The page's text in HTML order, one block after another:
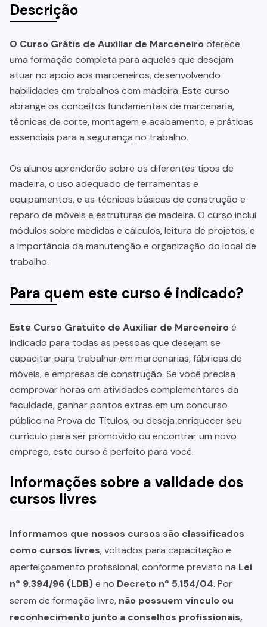
Descrição
O Curso Grátis de Auxiliar de Marceneirooferece
uma formação completa para aqueles que desejam
atuar no apoio aos marceneiros, desenvolvendo
habilidades em trabalhos com madeira. Este curso
abrange os conceitos fundamentais de marcenaria,
técnicas de corte, montagem e acabamento, e práticas
essenciais para a segurança no trabalho.
Os alunos aprenderão sobre os diferentes tipos de
madeira, o uso adequado de ferramentas e
equipamentos, e as técnicas básicas de construção e
reparo de móveis e estruturas de madeira. O curso inclui
módulos sobre medidas e cálculos, leitura de projetos, e
a importância da manutenção e organização do local de
trabalho.
Para quem este curso é indicado?
Este Curso Gratuito de Auxiliar de Marceneiroé
indicado para todas as pessoas que desejam se
capacitar para trabalhar em marcenarias, fábricas de
móveis, e empresas de construção. Se você precisa
comprovar horas em atividades complementares da
faculdade, ganhar pontos extras em um concurso
público na Prova de Títulos, ou deseja enriquecer seu
currículo para ser promovido ou encontrar um novo
emprego, este curso é perfeito para você.
Informações sobre a validade dos
cursos livres
Informamos que nossos cursos são classificados
como cursos livres, voltados para capacitação e
aperfeiçoamento profissional, conforme previsto na Lei
nº 9.394/96 (LDB)e no Decreto nº 5.154/04. Por
serem de formação livre, não possuem vínculo ou
reconhecimento junto a conselhos profissionais,